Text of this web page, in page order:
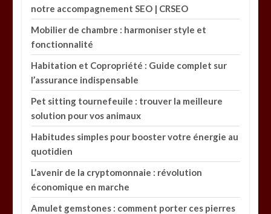
notre accompagnement SEO | CRSEO
Mobilier de chambre : harmoniser style et
fonctionnalité
Habitation et Copropriété : Guide complet sur
l’assurance indispensable
Pet sitting tournefeuile : trouver la meilleure
solution pour vos animaux
Habitudes simples pour booster votre énergie au
quotidien
L’avenir de la cryptomonnaie : révolution
économique en marche
Amulet gemstones : comment porter ces pierres